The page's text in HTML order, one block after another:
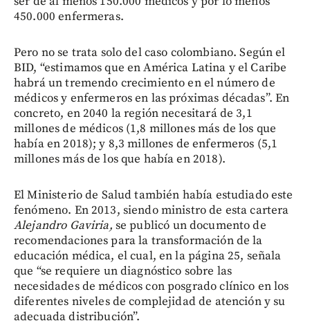
450.000 enfermeras.
Pero no se trata solo del caso colombiano. Según el
BID, “estimamos que en América Latina y el Caribe
habrá un tremendo crecimiento en el número de
médicos y enfermeros en las próximas décadas”. En
concreto, en 2040 la región necesitará de 3,1
millones de médicos (1,8 millones más de los que
había en 2018); y 8,3 millones de enfermeros (5,1
millones más de los que había en 2018).
El Ministerio de Salud también había estudiado este
fenómeno. En 2013, siendo ministro de esta cartera
Alejandro Gaviria, se publicó un documento de
recomendaciones para la transformación de la
educación médica, el cual, en la página 25, señala
que “se requiere un diagnóstico sobre las
necesidades de médicos con posgrado clínico en los
diferentes niveles de complejidad de atención y su
adecuada distribución”.